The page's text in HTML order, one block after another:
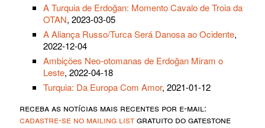
A Turquia de Erdoğan: Momento Cavalo de Troia da
OTAN, 2023-03-05
A Aliança Russo/Turca Será Danosa ao Ocidente,
2022-12-04
Ambições Neo-otomanas de Erdoğan Miram o
Leste, 2022-04-18
Turquia: Da Europa Com Amor, 2021-01-12
receba as notícias mais recentes por e-mail:
cadastre-se no mailing listgratuito do gatestone